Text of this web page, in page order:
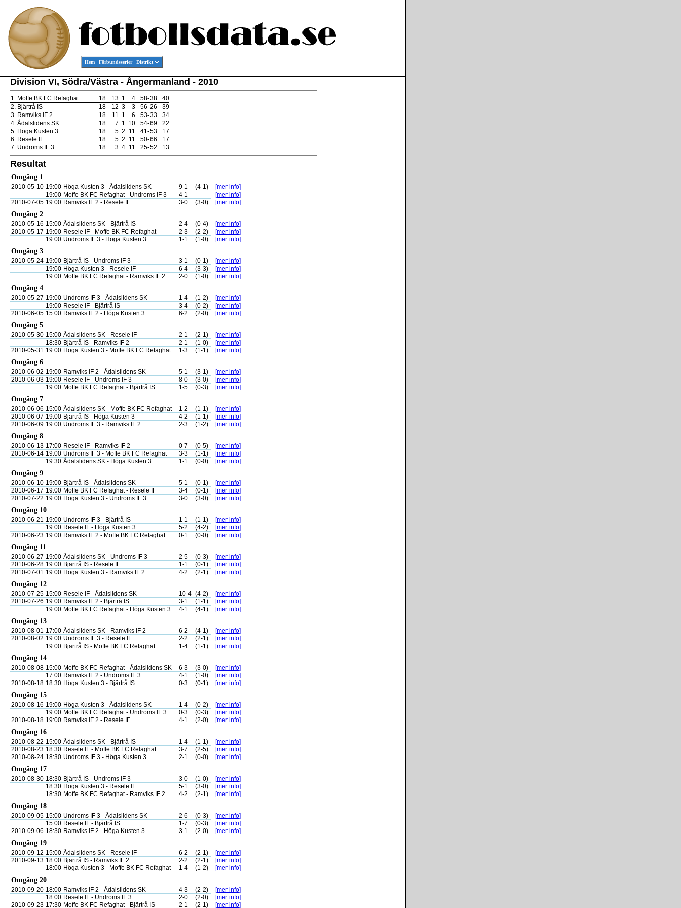
Hem Förbundsserier Distrikt
Division VI, Södra/Västra - Ångermanland - 2010
1. Moffe BK FC Refaghat 18 13 1 4 58-38
40
2. Bjärtrå IS 18 12 3 3 56-26
39
3. Ramviks IF 2 18 11 1 6 53-33
34
4. Ådalslidens SK 18 7 1 10 54-69
22
5. Höga Kusten 3 18 5 2 11 41-53
17
6. Resele IF 18 5 2 11 50-66
17
7. Undroms IF 3 18 3 4 11 25-52 13
Resultat
Omgång 1
2010-05-10 19:00 Höga Kusten 3 - Ådalslidens SK 9-1 (4-1)
[mer info]
19:00 Moffe BK FC Refaghat - Undroms IF 3 4-1
[mer info]
2010-07-05 19:00 Ramviks IF 2 - Resele IF 3-0 (3-0) [mer info]
Omgång 2
2010-05-16 15:00 Ådalslidens SK - Bjärtrå IS 2-4 (0-4)
[mer info]
2010-05-17 19:00 Resele IF - Moffe BK FC Refaghat 2-3 (2-2)
[mer info]
19:00 Undroms IF 3 - Höga Kusten 3 1-1 (1-0) [mer info]
Omgång 3
2010-05-24 19:00 Bjärtrå IS - Undroms IF 3 3-1 (0-1)
[mer info]
19:00 Höga Kusten 3 - Resele IF 6-4 (3-3)
[mer info]
19:00 Moffe BK FC Refaghat - Ramviks IF 2 2-0 (1-0) [mer info]
Omgång 4
2010-05-27 19:00 Undroms IF 3 - Ådalslidens SK 1-4 (1-2)
[mer info]
19:00 Resele IF - Bjärtrå IS 3-4 (0-2)
[mer info]
2010-06-05 15:00 Ramviks IF 2 - Höga Kusten 3 6-2 (2-0) [mer info]
Omgång 5
2010-05-30 15:00 Ådalslidens SK - Resele IF 2-1 (2-1)
[mer info]
18:30 Bjärtrå IS - Ramviks IF 2 2-1 (1-0)
[mer info]
2010-05-31 19:00 Höga Kusten 3 - Moffe BK FC Refaghat 1-3 (1-1) [mer info]
Omgång 6
2010-06-02 19:00 Ramviks IF 2 - Ådalslidens SK 5-1 (3-1)
[mer info]
2010-06-03 19:00 Resele IF - Undroms IF 3 8-0 (3-0)
[mer info]
19:00 Moffe BK FC Refaghat - Bjärtrå IS 1-5 (0-3) [mer info]
Omgång 7
2010-06-06 15:00 Ådalslidens SK - Moffe BK FC Refaghat 1-2 (1-1)
[mer info]
2010-06-07 19:00 Bjärtrå IS - Höga Kusten 3 4-2 (1-1)
[mer info]
2010-06-09 19:00 Undroms IF 3 - Ramviks IF 2 2-3 (1-2) [mer info]
Omgång 8
2010-06-13 17:00 Resele IF - Ramviks IF 2 0-7 (0-5)
[mer info]
2010-06-14 19:00 Undroms IF 3 - Moffe BK FC Refaghat 3-3 (1-1)
[mer info]
19:30 Ådalslidens SK - Höga Kusten 3 1-1 (0-0) [mer info]
Omgång 9
2010-06-10 19:00 Bjärtrå IS - Ådalslidens SK 5-1 (0-1)
[mer info]
2010-06-17 19:00 Moffe BK FC Refaghat - Resele IF 3-4 (0-1)
[mer info]
2010-07-22 19:00 Höga Kusten 3 - Undroms IF 3 3-0 (3-0) [mer info]
Omgång 10
2010-06-21 19:00 Undroms IF 3 - Bjärtrå IS 1-1 (1-1)
[mer info]
19:00 Resele IF - Höga Kusten 3 5-2 (4-2)
[mer info]
2010-06-23 19:00 Ramviks IF 2 - Moffe BK FC Refaghat 0-1 (0-0) [mer info]
Omgång 11
2010-06-27 19:00 Ådalslidens SK - Undroms IF 3 2-5 (0-3)
[mer info]
2010-06-28 19:00 Bjärtrå IS - Resele IF 1-1 (0-1)
[mer info]
2010-07-01 19:00 Höga Kusten 3 - Ramviks IF 2 4-2 (2-1) [mer info]
Omgång 12
2010-07-25 15:00 Resele IF - Ådalslidens SK 10-4 (4-2)
[mer info]
2010-07-26 19:00 Ramviks IF 2 - Bjärtrå IS 3-1 (1-1)
[mer info]
19:00 Moffe BK FC Refaghat - Höga Kusten 3 4-1 (4-1) [mer info]
Omgång 13
2010-08-01 17:00 Ådalslidens SK - Ramviks IF 2 6-2 (4-1)
[mer info]
2010-08-02 19:00 Undroms IF 3 - Resele IF 2-2 (2-1)
[mer info]
19:00 Bjärtrå IS - Moffe BK FC Refaghat 1-4 (1-1) [mer info]
Omgång 14
2010-08-08 15:00 Moffe BK FC Refaghat - Ådalslidens SK 6-3 (3-0)
[mer info]
17:00 Ramviks IF 2 - Undroms IF 3 4-1 (1-0)
[mer info]
2010-08-18 18:30 Höga Kusten 3 - Bjärtrå IS 0-3 (0-1) [mer info]
Omgång 15
2010-08-16 19:00 Höga Kusten 3 - Ådalslidens SK 1-4 (0-2)
[mer info]
19:00 Moffe BK FC Refaghat - Undroms IF 3 0-3 (0-3)
[mer info]
2010-08-18 19:00 Ramviks IF 2 - Resele IF 4-1 (2-0) [mer info]
Omgång 16
2010-08-22 15:00 Ådalslidens SK - Bjärtrå IS 1-4 (1-1)
[mer info]
2010-08-23 18:30 Resele IF - Moffe BK FC Refaghat 3-7 (2-5)
[mer info]
2010-08-24 18:30 Undroms IF 3 - Höga Kusten 3 2-1 (0-0) [mer info]
Omgång 17
2010-08-30 18:30 Bjärtrå IS - Undroms IF 3 3-0 (1-0)
[mer info]
18:30 Höga Kusten 3 - Resele IF 5-1 (3-0)
[mer info]
18:30 Moffe BK FC Refaghat - Ramviks IF 2 4-2 (2-1) [mer info]
Omgång 18
2010-09-05 15:00 Undroms IF 3 - Ådalslidens SK 2-6 (0-3)
[mer info]
15:00 Resele IF - Bjärtrå IS 1-7 (0-3)
[mer info]
2010-09-06 18:30 Ramviks IF 2 - Höga Kusten 3 3-1 (2-0) [mer info]
Omgång 19
2010-09-12 15:00 Ådalslidens SK - Resele IF 6-2 (2-1)
[mer info]
2010-09-13 18:00 Bjärtrå IS - Ramviks IF 2 2-2 (2-1)
[mer info]
18:00 Höga Kusten 3 - Moffe BK FC Refaghat 1-4 (1-2) [mer info]
Omgång 20
2010-09-20 18:00 Ramviks IF 2 - Ådalslidens SK 4-3 (2-2)
[mer info]
18:00 Resele IF - Undroms IF 3 2-0 (2-0)
[mer info]
2010-09-23 17:30 Moffe BK FC Refaghat - Bjärtrå IS 2-1 (2-1) [mer info]